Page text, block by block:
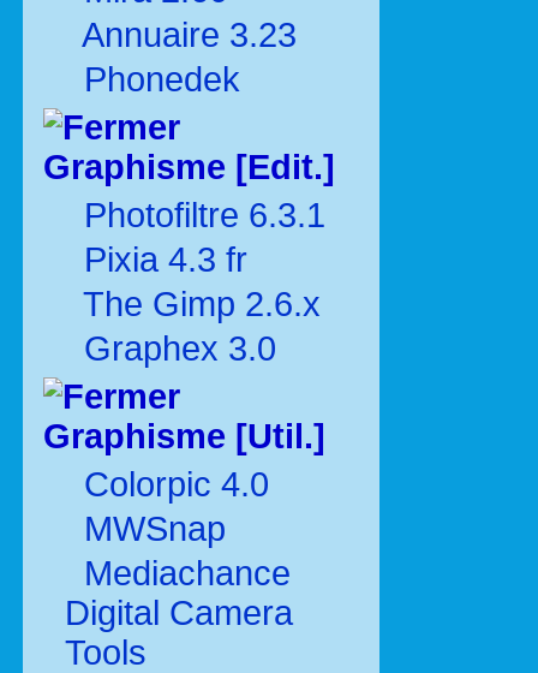
Annuaire 3.23
Phonedek
Graphisme [Edit.]
Photofiltre 6.3.1
Pixia 4.3 fr
The Gimp 2.6.x
Graphex 3.0
Graphisme [Util.]
Colorpic 4.0
MWSnap
Mediachance
Digital Camera
Tools